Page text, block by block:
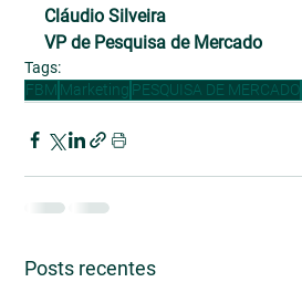
Cláudio Silveira
VP de Pesquisa de Mercado
Tags:
FBM Marketing PESQUISA DE MERCADO
Posts recentes